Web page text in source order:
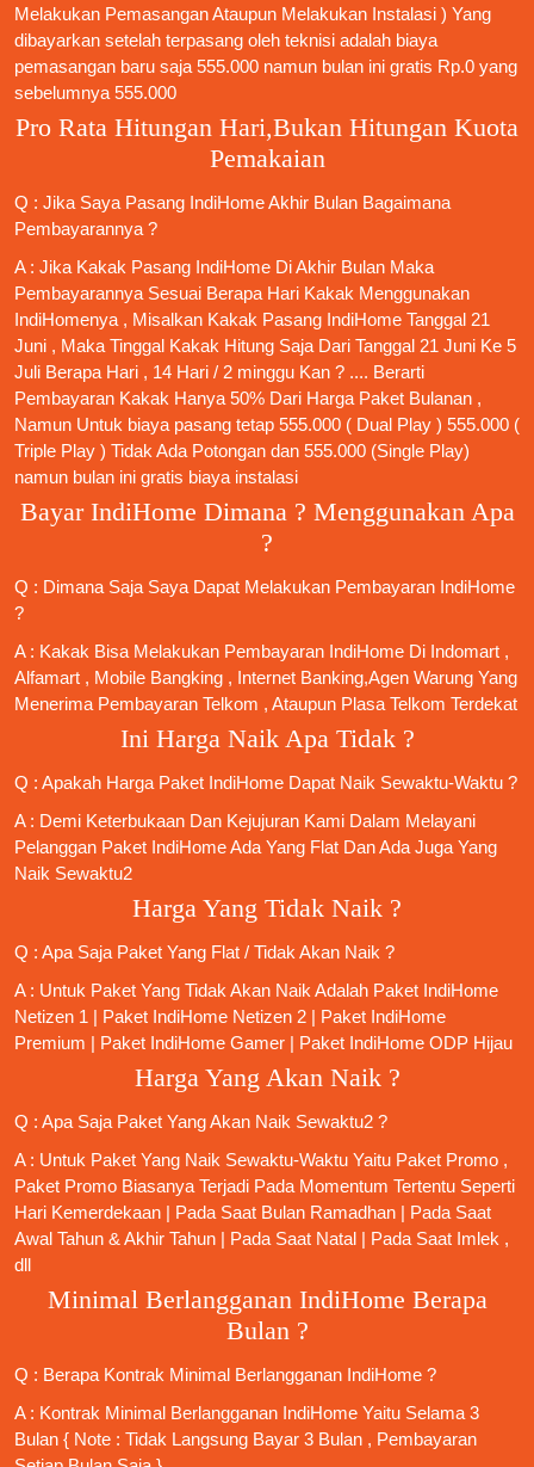
Melakukan Pemasangan Ataupun Melakukan Instalasi ) Yang
dibayarkan setelah terpasang oleh teknisi adalah biaya
pemasangan baru saja 555.000 namun bulan ini gratis Rp.0 yang
sebelumnya 555.000
Pro Rata Hitungan Hari,Bukan Hitungan Kuota
Pemakaian
Q : Jika Saya Pasang IndiHomeAkhir Bulan Bagaimana
Pembayarannya ?
A : Jika Kakak Pasang IndiHome Di Akhir Bulan Maka
Pembayarannya Sesuai Berapa Hari Kakak Menggunakan
IndiHomenya , Misalkan Kakak Pasang IndiHome Tanggal 21
Juni , Maka Tinggal Kakak Hitung Saja Dari Tanggal 21 Juni Ke 5
Juli Berapa Hari , 14 Hari / 2 minggu Kan ? .... Berarti
Pembayaran Kakak Hanya 50% Dari Harga Paket Bulanan ,
Namun Untuk biaya pasang tetap 555.000 ( Dual Play ) 555.000 (
Triple Play ) Tidak Ada Potongan dan 555.000 (Single Play)
namun bulan ini gratis biaya instalasi
Bayar IndiHome Dimana ? Menggunakan Apa
?
Q : Dimana Saja Saya Dapat Melakukan Pembayaran IndiHome
?
A : Kakak Bisa Melakukan Pembayaran IndiHome Di Indomart ,
Alfamart , Mobile Bangking , Internet Banking,Agen Warung Yang
Menerima Pembayaran Telkom , Ataupun Plasa Telkom Terdekat
Ini Harga Naik Apa Tidak ?
Q : Apakah Harga Paket IndiHome Dapat Naik Sewaktu-Waktu ?
A : Demi Keterbukaan Dan Kejujuran Kami Dalam Melayani
Pelanggan Paket IndiHome Ada Yang Flat Dan Ada Juga Yang
Naik Sewaktu2
Harga Yang Tidak Naik ?
Q : Apa Saja Paket Yang Flat / Tidak Akan Naik ?
A : Untuk Paket Yang Tidak Akan Naik Adalah Paket IndiHome
Netizen 1 | Paket IndiHome Netizen 2 | Paket IndiHome
Premium | Paket IndiHome Gamer | Paket IndiHome ODP Hijau
Harga Yang Akan Naik ?
Q : Apa Saja Paket Yang Akan Naik Sewaktu2 ?
A : Untuk Paket Yang Naik Sewaktu-Waktu Yaitu Paket Promo ,
Paket Promo Biasanya Terjadi Pada Momentum Tertentu Seperti
Hari Kemerdekaan | Pada Saat Bulan Ramadhan | Pada Saat
Awal Tahun & Akhir Tahun | Pada Saat Natal | Pada Saat Imlek ,
dll
Minimal Berlangganan IndiHome Berapa
Bulan ?
Q : Berapa Kontrak Minimal Berlangganan IndiHome ?
A : Kontrak Minimal Berlangganan IndiHome Yaitu Selama 3
Bulan { Note : Tidak Langsung Bayar 3 Bulan , Pembayaran